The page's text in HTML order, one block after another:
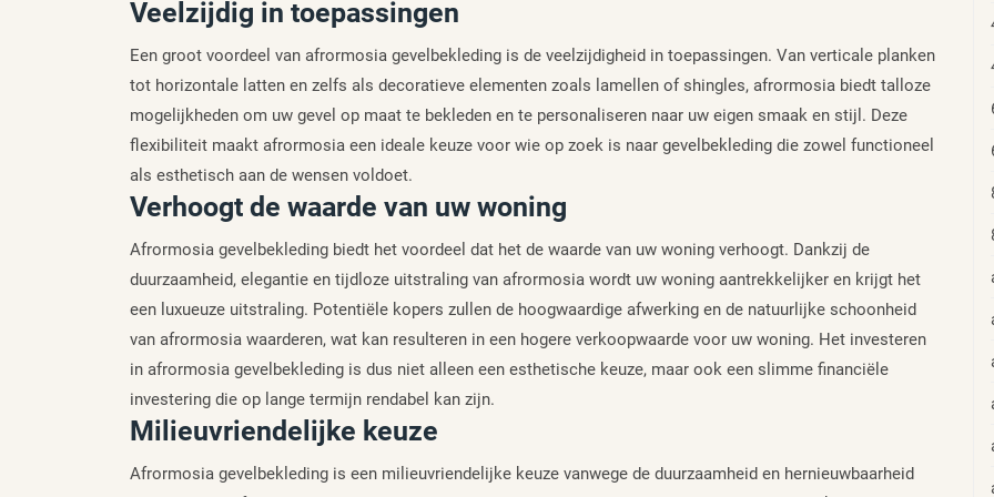
Veelzijdig in toepassingen
Een groot voordeel van afrormosia gevelbekleding is de veelzijdigheid in toepassingen. Van verticale planken
tot horizontale latten en zelfs als decoratieve elementen zoals lamellen of shingles, afrormosia biedt talloze
mogelijkheden om uw gevel op maat te bekleden en te personaliseren naar uw eigen smaak en stijl. Deze
flexibiliteit maakt afrormosia een ideale keuze voor wie op zoek is naar gevelbekleding die zowel functioneel
als esthetisch aan de wensen voldoet.
Verhoogt de waarde van uw woning
Afrormosia gevelbekleding biedt het voordeel dat het de waarde van uw woning verhoogt. Dankzij de
duurzaamheid, elegantie en tijdloze uitstraling van afrormosia wordt uw woning aantrekkelijker en krijgt het
een luxueuze uitstraling. Potentiële kopers zullen de hoogwaardige afwerking en de natuurlijke schoonheid
van afrormosia waarderen, wat kan resulteren in een hogere verkoopwaarde voor uw woning. Het investeren
in afrormosia gevelbekleding is dus niet alleen een esthetische keuze, maar ook een slimme financiële
investering die op lange termijn rendabel kan zijn.
Milieuvriendelijke keuze
Afrormosia gevelbekleding is een milieuvriendelijke keuze vanwege de duurzaamheid en hernieuwbaarheid